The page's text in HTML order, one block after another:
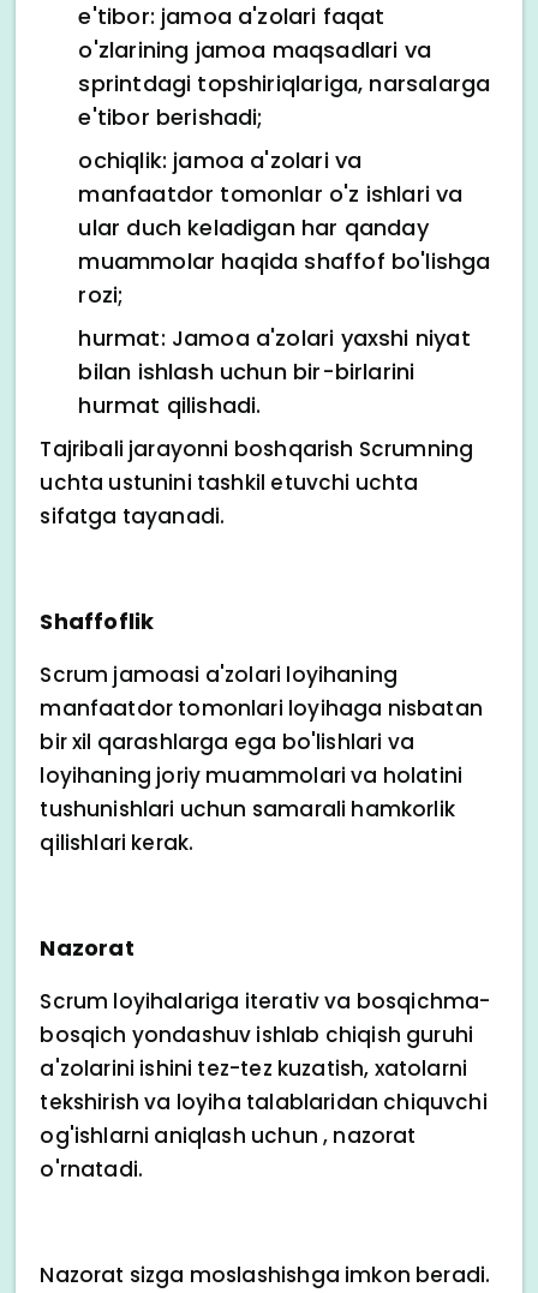
e'tibor: jamoa a'zolari faqat
o'zlarining jamoa maqsadlari va
sprintdagi topshiriqlariga, narsalarga
e'tibor berishadi;
ochiqlik: jamoa a'zolari va
manfaatdor tomonlar o'z ishlari va
ular duch keladigan har qanday
muammolar haqida shaffof bo'lishga
rozi;
hurmat: Jamoa a'zolari yaxshi niyat
bilan ishlash uchun bir-birlarini
hurmat qilishadi.
Tajribali jarayonni boshqarish Scrumning
uchta ustunini tashkil etuvchi uchta
sifatga tayanadi.
Shaffoflik
Scrum jamoasi a'zolari loyihaning
manfaatdor tomonlari loyihaga nisbatan
bir xil qarashlarga ega bo'lishlari va
loyihaning joriy muammolari va holatini
tushunishlari uchun samarali hamkorlik
qilishlari kerak.
Nazorat
Scrum loyihalariga iterativ va bosqichma-
bosqich yondashuv ishlab chiqish guruhi
a'zolarini ishini tez-tez kuzatish, xatolarni
tekshirish va loyiha talablaridan chiquvchi
og'ishlarni aniqlash uchun , nazorat
o'rnatadi.
Nazorat sizga moslashishga imkon beradi.